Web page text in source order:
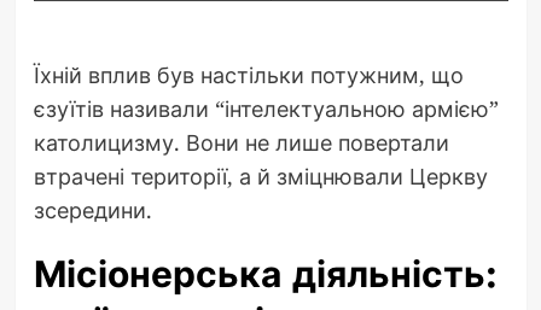
Їхній вплив був настільки потужним, що
єзуїтів називали “інтелектуальною армією”
католицизму. Вони не лише повертали
втрачені території, а й зміцнювали Церкву
зсередини.
Місіонерська діяльність: